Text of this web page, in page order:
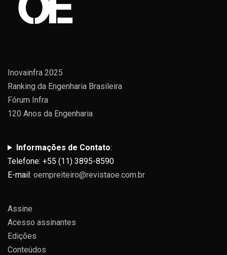
Inovainfra 2025
Ranking da Engenharia Brasileira
Fórum Infra
120 Anos da Engenharia
Informações de Contato:
Telefone: +55 (11) 3895-8590
E-mail: oempreiteiro@revistaoe.com.br
Assine
Acesso assinantes
Edições
Conteúdos